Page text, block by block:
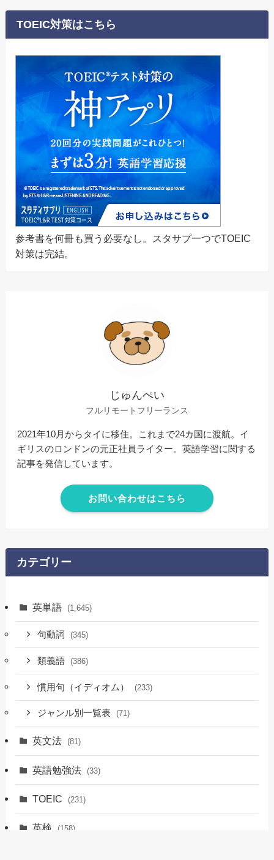
TOEIC対策はこちら
参考書を何冊も買う必要なし。スタサプ一つでTOEIC
対策は完結。
じゅんぺい
フルリモートフリーランス
2021年10月からタイに移住。これまで24カ国に渡航。イ
ギリスのロンドンの元正社員ライター。英語学習に関する
記事を発信しています。
お問い合わせはこちら
カテゴリー
英単語 (1,645)
句動詞 (345)
類義語 (386)
慣用句（イディオム） (233)
ジャンル別一覧表 (71)
英文法 (81)
英語勉強法 (33)
TOEIC (231)
英検 (158)